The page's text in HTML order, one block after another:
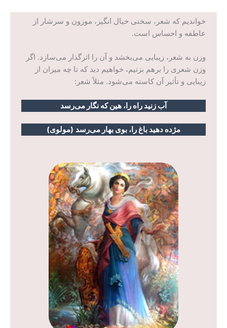
خواندیم که شعر، سخنی خیال انگیز، موزون و سرشار از
عاطفه و احساس است.
وزن به شعر، زیبایی می‌بخشد و آن را اثرگذار می‌سازد. اگر
وزن شعری را برهم بزنیم، خواهیم دید که تا چه میزان از
زیبایی و تأثیر آن کاسته می‌شود. مثلاً شعر:
آب زنید راه را، هین که نگار می‌رسد
مژده دهید باغ را، بوی بهار می‌رسد (مولوی)